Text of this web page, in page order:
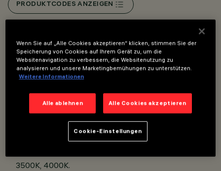
PRODUKTCODES ANZEIGEN
Overview
Spot‑Monopoint‑Versionen mit Aufputz‑ oder
Einbaurosette für eine unauffällige Integration in jede
Umgebung.
Schutzklasse III mit externen Treibern, die je nach
Konfiguration in verschiedenen Steuerungsarten
3500K, 4000K.
Wenn Sie auf „Alle Cookies akzeptieren“ klicken, stimmen Sie der
Speicherung von Cookies auf Ihrem Gerät zu, um die
Websitenavigation zu verbessern, die Websitenutzung zu
analysieren und unsere Marketingbemühungen zu unterstützen.
Weitere Informationen
Alle ablehnen Alle Cookies akzeptieren
Cookie-Einstellungen